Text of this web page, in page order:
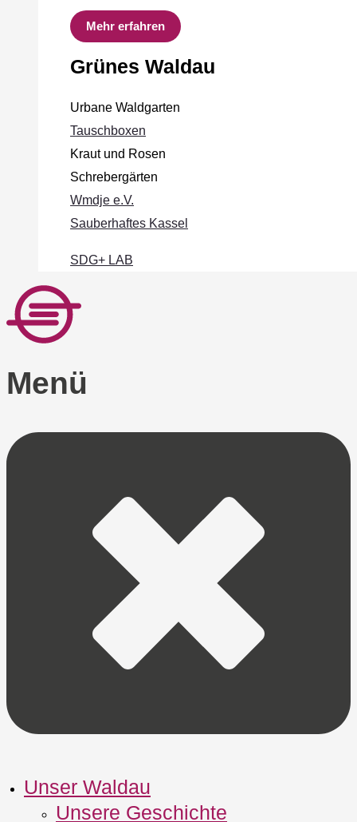
Mehr erfahren
Grünes Waldau
Urbane Waldgarten
Tauschboxen
Kraut und Rosen
Schrebergärten
Wmdje e.V.
Sauberhaftes Kassel
SDG+ LAB
Menü
Unser Waldau
Unsere Geschichte